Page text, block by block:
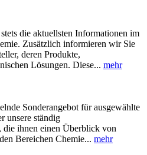
die aktuellsten Informationen im
Zusätzlich informieren wir Sie
deren Produkte,
Lösungen. Diese... mehr
Sonderangebot für ausgewählte
unsere ständig
die ihnen einen Überblick von
Bereichen Chemie... mehr